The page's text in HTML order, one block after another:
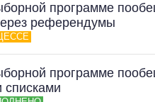
программе
референдумы
программе
списками